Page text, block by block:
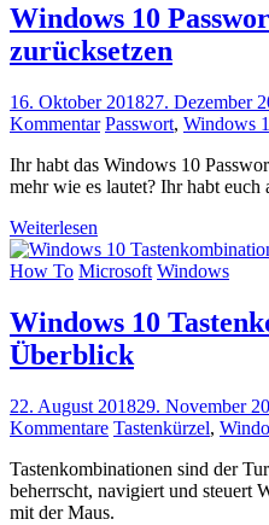
Windows 10
zurücksetzen
16. Oktober 201827. Dezember
Kommentar Passwort, Windows
Ihr habt das Windows 10
mehr wie es lautet? Ihr habt euch
Weiterlesen
How To Microsoft Windows
Windows 10
Überblick
22. August 201829. November
Kommentare Tastenkürzel,
Tastenkombinationen sind der
beherrscht, navigiert und steuert
mit der Maus.